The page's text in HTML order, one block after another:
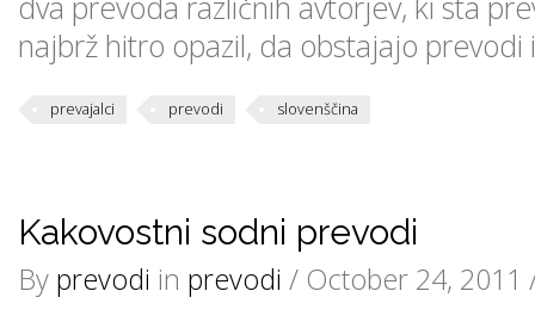
najbrž hitro opazil, da obstajajo
prevajalci prevodi slovenščina
Kakovostni sodni prevodi
By prevodi in prevodi / October 24,